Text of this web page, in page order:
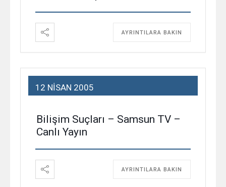
AYRINTILARA BAKIN
12 NISAN 2005
Bilişim Suçları – Samsun TV –
Canlı Yayın
AYRINTILARA BAKIN